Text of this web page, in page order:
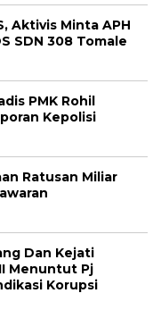
Aktivis Minta APH
SDN 308 Tomale
PMK Rohil
Kepolisi
Ratusan Miliar
Dan Kejati
Menuntut Pj
Korupsi